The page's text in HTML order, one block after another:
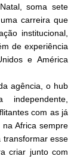
soma sete
carreira que
institucional,
de experiência
e América
agência, o hub
com as já
Africa sempre
transformar esse
criar junto com